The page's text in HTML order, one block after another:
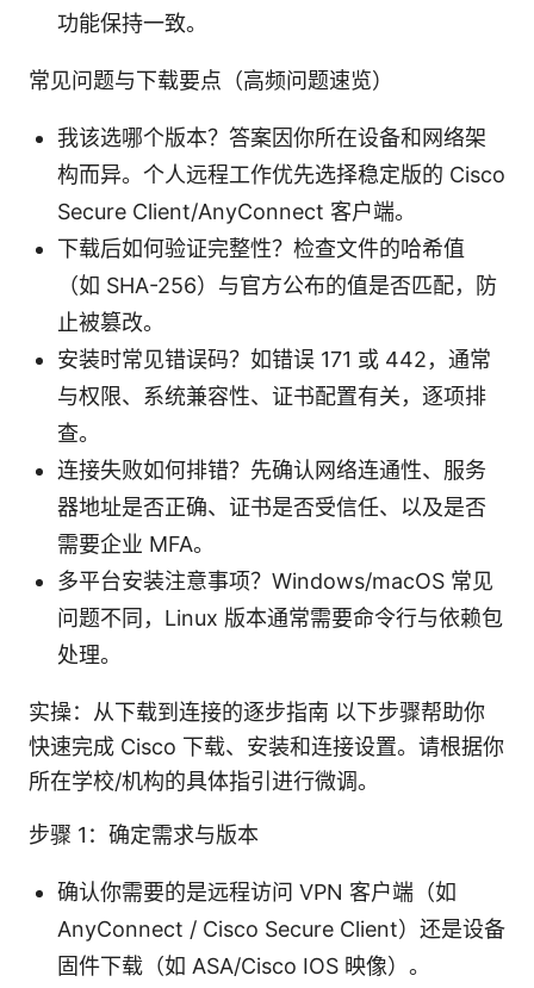
功能保持一致。
常见问题与下载要点（高频问题速览）
我该选哪个版本？答案因你所在设备和网络架
构而异。个人远程工作优先选择稳定版的 Cisco
Secure Client/AnyConnect 客户端。
下载后如何验证完整性？检查文件的哈希值
（如 SHA-256）与官方公布的值是否匹配，防
止被篡改。
安装时常见错误码？如错误 171 或 442，通常
与权限、系统兼容性、证书配置有关，逐项排
查。
连接失败如何排错？先确认网络连通性、服务
器地址是否正确、证书是否受信任、以及是否
需要企业 MFA。
多平台安装注意事项？Windows/macOS 常见
问题不同，Linux 版本通常需要命令行与依赖包
处理。
实操：从下载到连接的逐步指南 以下步骤帮助你
快速完成 Cisco 下载、安装和连接设置。请根据你
所在学校/机构的具体指引进行微调。
步骤 1：确定需求与版本
确认你需要的是远程访问 VPN 客户端（如
AnyConnect / Cisco Secure Client）还是设备
固件下载（如 ASA/Cisco IOS 映像）。